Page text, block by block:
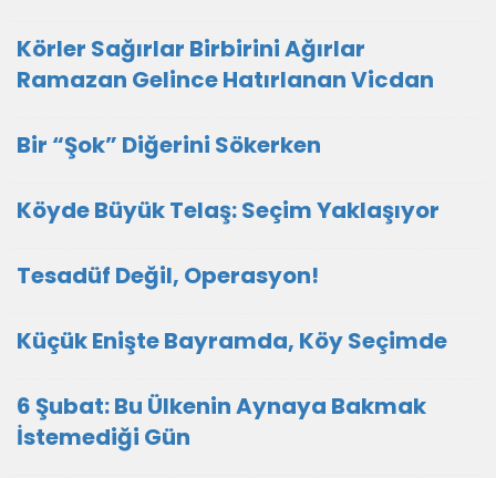
Körler Sağırlar Birbirini Ağırlar
Ramazan Gelince Hatırlanan Vicdan
Bir “Şok” Diğerini Sökerken
Köyde Büyük Telaş: Seçim Yaklaşıyor
Tesadüf Değil, Operasyon!
Küçük Enişte Bayramda, Köy Seçimde
6 Şubat: Bu Ülkenin Aynaya Bakmak
İstemediği Gün